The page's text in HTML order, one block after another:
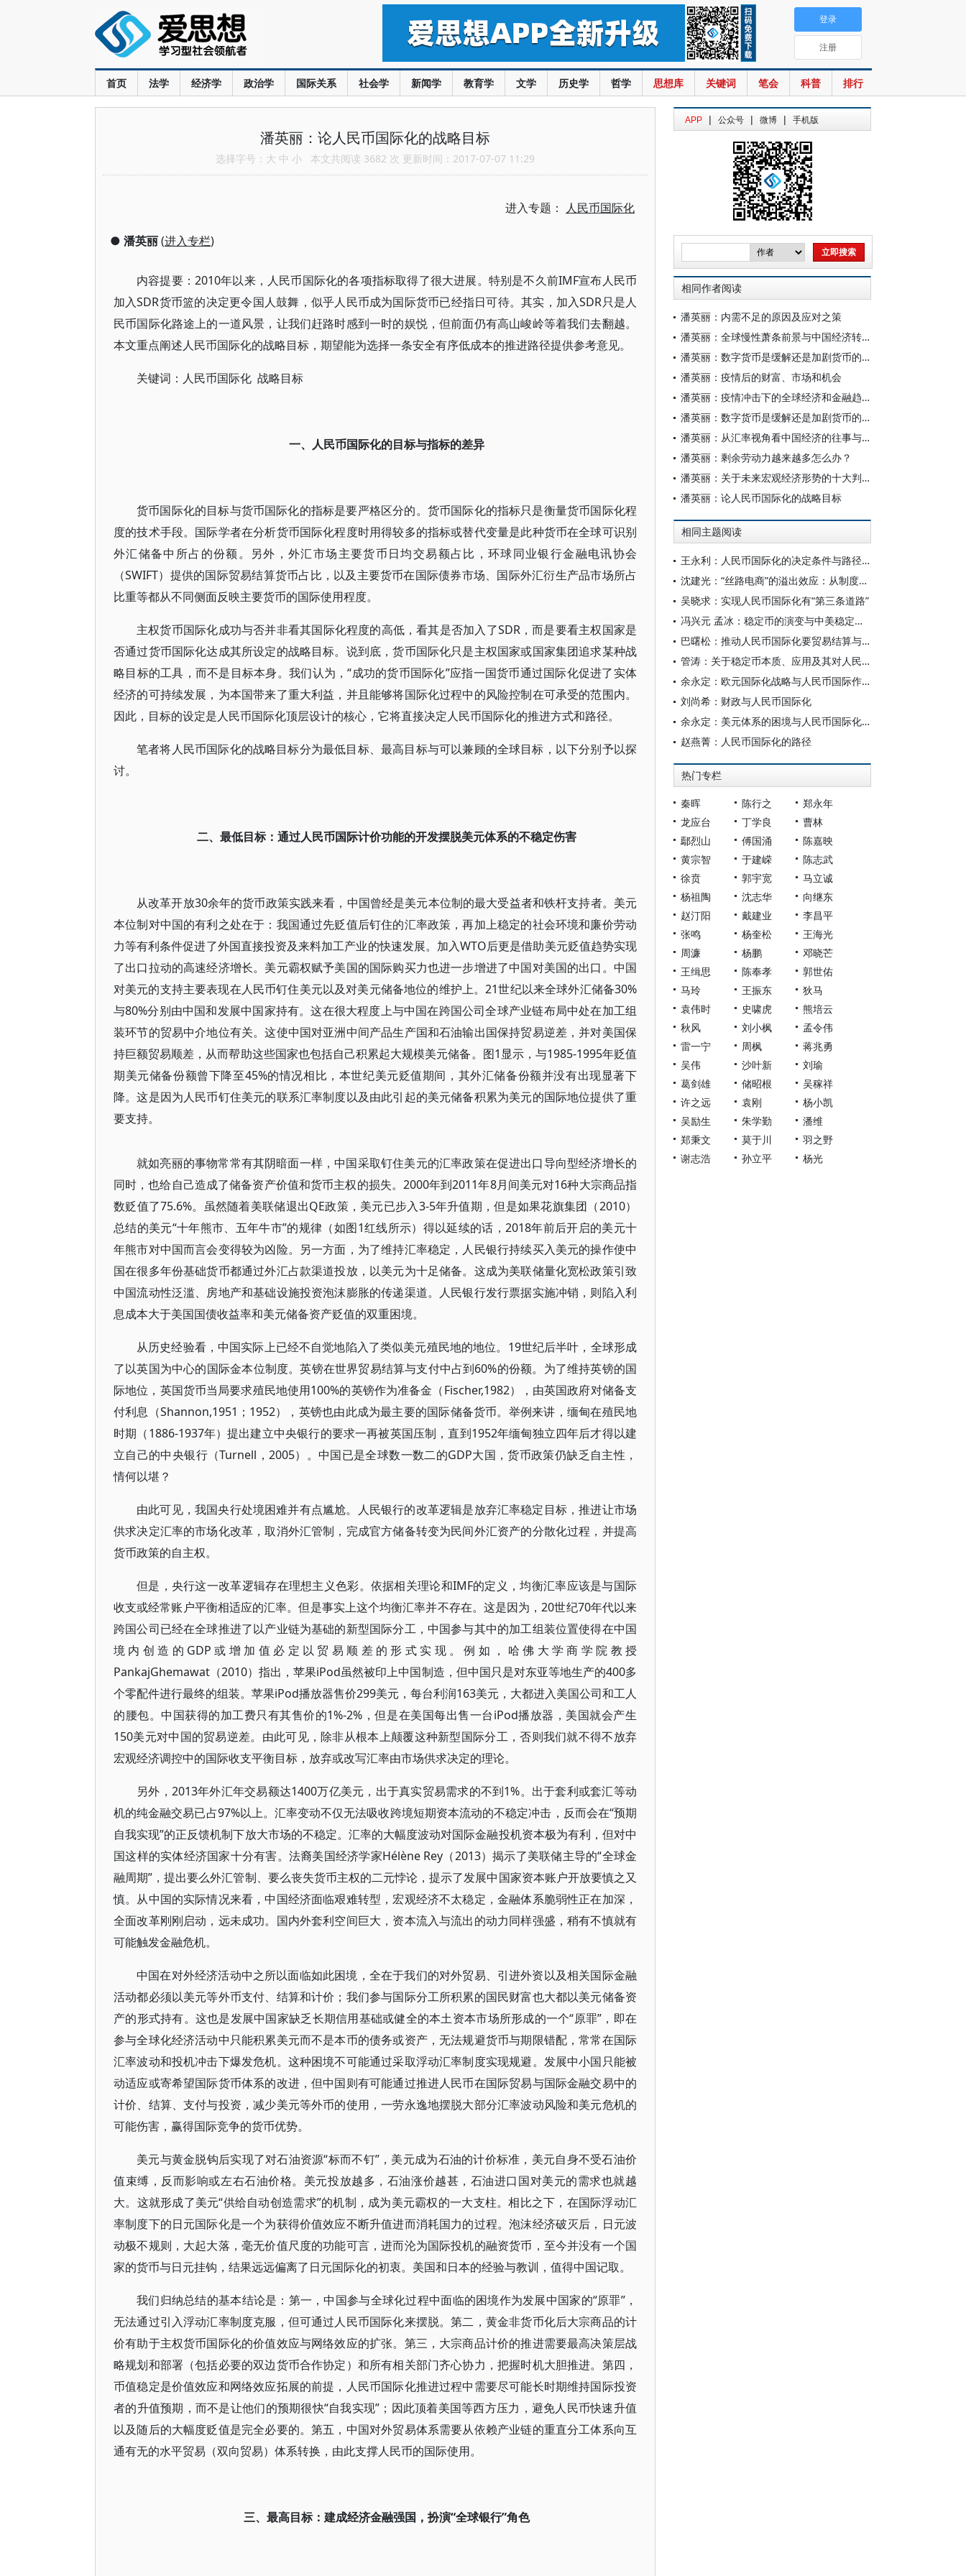
首页 法学 经济学 政治学 国际关系 社会学 新闻学 教育学 文学 历史学 哲学 思想库 关键词 笔会 科普 排行
登录
注册
潘英丽：论人民币国际化的战略目标
选择字号： 大 中 小 本文共阅读 3682 次 更新时间：2017-07-07 11:29
进入专题： 人民币国际化
● 潘英丽(进入专栏)
内容提要：2010年以来，人民币国际化的各项指标取得了很大进展。特别是不久前IMF宣布人民币
加入SDR货币篮的决定更令国人鼓舞，似乎人民币成为国际货币已经指日可待。其实，加入SDR只是人
民币国际化路途上的一道风景，让我们赶路时感到一时的娱悦，但前面仍有高山峻岭等着我们去翻越。
本文重点阐述人民币国际化的战略目标，期望能为选择一条安全有序低成本的推进路径提供参考意见。
关键词：人民币国际化 战略目标
一、人民币国际化的目标与指标的差异
货币国际化的目标与货币国际化的指标是要严格区分的。货币国际化的指标只是衡量货币国际化程
度的技术手段。国际学者在分析货币国际化程度时用得较多的指标或替代变量是此种货币在全球可识别
外汇储备中所占的份额。另外，外汇市场主要货币日均交易额占比，环球同业银行金融电讯协会
（SWIFT）提供的国际贸易结算货币占比，以及主要货币在国际债券市场、国际外汇衍生产品市场所占
比重等都从不同侧面反映主要货币的国际使用程度。
主权货币国际化成功与否并非看其国际化程度的高低，看其是否加入了SDR，而是要看主权国家是
否通过货币国际化达成其所设定的战略目标。说到底，货币国际化只是主权国家或国家集团追求某种战
略目标的工具，而不是目标本身。我们认为，“成功的货币国际化”应指一国货币通过国际化促进了实体
经济的可持续发展，为本国带来了重大利益，并且能够将国际化过程中的风险控制在可承受的范围内。
因此，目标的设定是人民币国际化顶层设计的核心，它将直接决定人民币国际化的推进方式和路径。
笔者将人民币国际化的战略目标分为最低目标、最高目标与可以兼顾的全球目标，以下分别予以探
讨。
二、最低目标：通过人民币国际计价功能的开发摆脱美元体系的不稳定伤害
从改革开放30余年的货币政策实践来看，中国曾经是美元本位制的最大受益者和铁杆支持者。美元
本位制对中国的有利之处在于：我国通过先贬值后钉住的汇率政策，再加上稳定的社会环境和廉价劳动
力等有利条件促进了外国直接投资及来料加工产业的快速发展。加入WTO后更是借助美元贬值趋势实现
了出口拉动的高速经济增长。美元霸权赋予美国的国际购买力也进一步增进了中国对美国的出口。中国
对美元的支持主要表现在人民币钉住美元以及对美元储备地位的维护上。21世纪以来全球外汇储备30%
与80%分别由中国和发展中国家持有。这在很大程度上与中国在跨国公司全球产业链布局中处在加工组
装环节的贸易中介地位有关。这使中国对亚洲中间产品生产国和石油输出国保持贸易逆差，并对美国保
持巨额贸易顺差，从而帮助这些国家也包括自己积累起大规模美元储备。图1显示，与1985-1995年贬值
期美元储备份额曾下降至45%的情况相比，本世纪美元贬值期间，其外汇储备份额并没有出现显著下
降。这是因为人民币钉住美元的联系汇率制度以及由此引起的美元储备积累为美元的国际地位提供了重
要支持。
就如亮丽的事物常常有其阴暗面一样，中国采取钉住美元的汇率政策在促进出口导向型经济增长的
同时，也给自己造成了储备资产价值和货币主权的损失。2000年到2011年8月间美元对16种大宗商品指
数贬值了75.6%。虽然随着美联储退出QE政策，美元已步入3-5年升值期，但是如果花旗集团（2010）
总结的美元“十年熊市、五年牛市”的规律（如图1红线所示）得以延续的话，2018年前后开启的美元十
年熊市对中国而言会变得较为凶险。另一方面，为了维持汇率稳定，人民银行持续买入美元的操作使中
国在很多年份基础货币都通过外汇占款渠道投放，以美元为十足储备。这成为美联储量化宽松政策引致
中国流动性泛滥、房地产和基础设施投资泡沫膨胀的传递渠道。人民银行发行票据实施冲销，则陷入利
息成本大于美国国债收益率和美元储备资产贬值的双重困境。
从历史经验看，中国实际上已经不自觉地陷入了类似美元殖民地的地位。19世纪后半叶，全球形成
了以英国为中心的国际金本位制度。英镑在世界贸易结算与支付中占到60%的份额。为了维持英镑的国
际地位，英国货币当局要求殖民地使用100%的英镑作为准备金（Fischer,1982），由英国政府对储备支
付利息（Shannon,1951；1952），英镑也由此成为最主要的国际储备货币。举例来讲，缅甸在殖民地
时期（1886-1937年）提出建立中央银行的要求一再被英国压制，直到1952年缅甸独立四年后才得以建
立自己的中央银行（Turnell，2005）。中国已是全球数一数二的GDP大国，货币政策仍缺乏自主性，
情何以堪？
由此可见，我国央行处境困难并有点尴尬。人民银行的改革逻辑是放弃汇率稳定目标，推进让市场
供求决定汇率的市场化改革，取消外汇管制，完成官方储备转变为民间外汇资产的分散化过程，并提高
货币政策的自主权。
但是，央行这一改革逻辑存在理想主义色彩。依据相关理论和IMF的定义，均衡汇率应该是与国际
收支或经常账户平衡相适应的汇率。但是事实上这个均衡汇率并不存在。这是因为，20世纪70年代以来
跨国公司已经在全球推进了以产业链为基础的新型国际分工，中国参与其中的加工组装位置使得在中国
境内创造的GDP或增加值必定以贸易顺差的形式实现。例如，哈佛大学商学院教授
PankajGhemawat（2010）指出，苹果iPod虽然被印上中国制造，但中国只是对东亚等地生产的400多
个零配件进行最终的组装。苹果iPod播放器售价299美元，每台利润163美元，大都进入美国公司和工人
的腰包。中国获得的加工费只有其售价的1%-2%，但是在美国每出售一台iPod播放器，美国就会产生
150美元对中国的贸易逆差。由此可见，除非从根本上颠覆这种新型国际分工，否则我们就不得不放弃
宏观经济调控中的国际收支平衡目标，放弃或改写汇率由市场供求决定的理论。
另外，2013年外汇年交易额达1400万亿美元，出于真实贸易需求的不到1%。出于套利或套汇等动
机的纯金融交易已占97%以上。汇率变动不仅无法吸收跨境短期资本流动的不稳定冲击，反而会在“预期
自我实现”的正反馈机制下放大市场的不稳定。汇率的大幅度波动对国际金融投机资本极为有利，但对中
国这样的实体经济国家十分有害。法裔美国经济学家Hélène Rey（2013）揭示了美联储主导的“全球金
融周期”，提出要么外汇管制、要么丧失货币主权的二元悖论，提示了发展中国家资本账户开放要慎之又
慎。从中国的实际情况来看，中国经济面临艰难转型，宏观经济不太稳定，金融体系脆弱性正在加深，
全面改革刚刚启动，远未成功。国内外套利空间巨大，资本流入与流出的动力同样强盛，稍有不慎就有
可能触发金融危机。
中国在对外经济活动中之所以面临如此困境，全在于我们的对外贸易、引进外资以及相关国际金融
活动都必须以美元等外币支付、结算和计价；我们参与国际分工所积累的国民财富也大都以美元储备资
产的形式持有。这也是发展中国家缺乏长期信用基础或健全的本土资本市场所形成的一个“原罪”，即在
参与全球化经济活动中只能积累美元而不是本币的债务或资产，无法规避货币与期限错配，常常在国际
汇率波动和投机冲击下爆发危机。这种困境不可能通过采取浮动汇率制度实现规避。发展中小国只能被
动适应或寄希望国际货币体系的改进，但中国则有可能通过推进人民币在国际贸易与国际金融交易中的
计价、结算、支付与投资，减少美元等外币的使用，一劳永逸地摆脱大部分汇率波动风险和美元危机的
可能伤害，赢得国际竞争的货币优势。
美元与黄金脱钩后实现了对石油资源“标而不钉”，美元成为石油的计价标准，美元自身不受石油价
值束缚，反而影响或左右石油价格。美元投放越多，石油涨价越甚，石油进口国对美元的需求也就越
大。这就形成了美元“供给自动创造需求”的机制，成为美元霸权的一大支柱。相比之下，在国际浮动汇
率制度下的日元国际化是一个为获得价值效应不断升值进而消耗国力的过程。泡沫经济破灭后，日元波
动极不规则，大起大落，毫无价值尺度的功能可言，进而沦为国际投机的融资货币，至今并没有一个国
家的货币与日元挂钩，结果远远偏离了日元国际化的初衷。美国和日本的经验与教训，值得中国记取。
我们归纳总结的基本结论是：第一，中国参与全球化过程中面临的困境作为发展中国家的“原罪”，
无法通过引入浮动汇率制度克服，但可通过人民币国际化来摆脱。第二，黄金非货币化后大宗商品的计
价有助于主权货币国际化的价值效应与网络效应的扩张。第三，大宗商品计价的推进需要最高决策层战
略规划和部署（包括必要的双边货币合作协定）和所有相关部门齐心协力，把握时机大胆推进。第四，
币值稳定是价值效应和网络效应拓展的前提，人民币国际化推进过程中需要尽可能长时期维持国际投资
者的升值预期，而不是让他们的预期很快“自我实现”；因此顶着美国等西方压力，避免人民币快速升值
以及随后的大幅度贬值是完全必要的。第五，中国对外贸易体系需要从依赖产业链的重直分工体系向互
通有无的水平贸易（双向贸易）体系转换，由此支撑人民币的国际使用。
三、最高目标：建成经济金融强国，扮演“全球银行”角色
APP | 公众号 | 微博 | 手机版
相同作者阅读
潘英丽：内需不足的原因及应对之策
潘英丽：全球慢性萧条前景与中国经济转型的核心
潘英丽：数字货币是缓解还是加剧货币的内在矛盾
潘英丽：疫情后的财富、市场和机会
潘英丽：疫情冲击下的全球经济和金融趋势
潘英丽：数字货币是缓解还是加剧货币的内在矛盾
潘英丽：从汇率视角看中国经济的往事与变局
潘英丽：剩余劳动力越来越多怎么办？
潘英丽：关于未来宏观经济形势的十大判断
潘英丽：论人民币国际化的战略目标
相同主题阅读
王永利：人民币国际化的决定条件与路径选择
沈建光：“丝路电商”的溢出效应：从制度建设到人民币国际化
吴晓求：实现人民币国际化有“第三条道路”
冯兴元 孟冰：稳定币的演变与中美稳定币发展动向
巴曙松：推动人民币国际化要贸易结算与投资联动、离岸与在岸联动
管涛：关于稳定币本质、应用及其对人民币国际化影响的思考
余永定：欧元国际化战略与人民币国际作用提升
刘尚希：财政与人民币国际化
余永定：美元体系的困境与人民币国际化的机遇
赵燕菁：人民币国际化的路径
热门专栏
秦晖 陈行之
郑永年
龙应台
丁学良
曹林
鄢烈山
傅国涌
陈嘉映
黄宗智
于建嵘
陈志武
徐贲
郭宇宽
马立诚
杨祖陶
沈志华
向继东
赵汀阳
戴建业
李昌平
张鸣
杨奎松
王海光
周濂
杨鹏
邓晓芒
王缉思
陈奉孝
郭世佑
马玲
王振东
狄马
袁伟时
史啸虎
熊培云
秋风
刘小枫
孟令伟
雷一宁
周枫
蒋兆勇
吴伟
沙叶新
刘瑜
葛剑雄
储昭根
吴稼祥
许之远
袁刚
杨小凯
吴励生
朱学勤
潘维
郑秉文
莫于川
羽之野
谢志浩
孙立平 杨光